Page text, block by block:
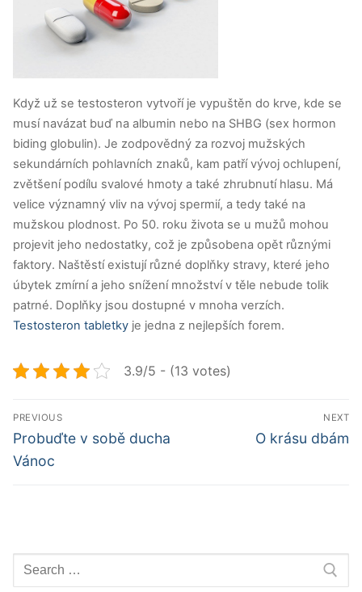
Když už se testosteron vytvoří je vypuštěn do krve, kde se
musí navázat buď na albumin nebo na SHBG (sex hormon
biding globulin). Je zodpovědný za rozvoj mužských
sekundárních pohlavních znaků, kam patří vývoj ochlupení,
zvětšení podílu svalové hmoty a také zhrubnutí hlasu. Má
velice významný vliv na vývoj spermií, a tedy také na
mužskou plodnost. Po 50. roku života se u mužů mohou
projevit jeho nedostatky, což je způsobena opět různými
faktory. Naštěstí existují různé doplňky stravy, které jeho
úbytek zmírní a jeho snížení množství v těle nebude tolik
patrné. Doplňky jsou dostupné v mnoha verzích.
Testosteron tabletky je jedna z nejlepších forem.
3.9/5 - (13 votes)
Navigace
pro
příspěvek
PREVIOUS
Předchozí
příspěvek
Probuďte v sobě ducha
Vánoc
NEXT
Další
O krásu dbám
Hledat: